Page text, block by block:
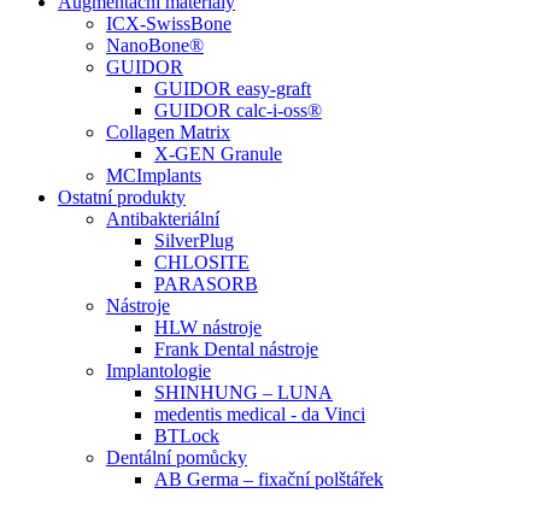
ICX-SwissBone
NanoBone®
GUIDOR
GUIDOR easy-graft
GUIDOR calc-i-oss®
Collagen Matrix
X-GEN Granule
MCImplants
Ostatní produkty
Antibakteriální
SilverPlug
CHLOSITE
PARASORB
Nástroje
HLW nástroje
Frank Dental nástroje
Implantologie
SHINHUNG – LUNA
medentis medical - da Vinci
BTLock
Dentální pomůcky
AB Germa – fixační polštářek